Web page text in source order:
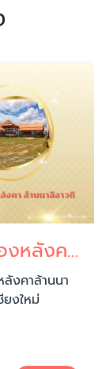
กระเบื้องหลังคาดินเผา เชียงใหม่
ลังคาล้านนา
งใหม่